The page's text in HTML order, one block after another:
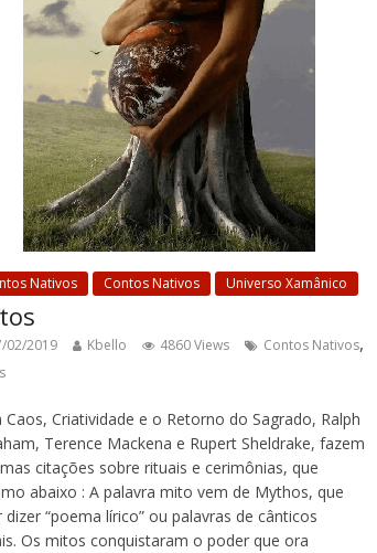
Nativos Contos Nativos Universo Xamânico
02/2019 Kbello 4860 Views Contos Nativos,
Caos, Criatividade e o Retorno do Sagrado, Ralph
Terence Mackena e Rupert Sheldrake, fazem
citações sobre rituais e cerimônias, que
abaixo : A palavra mito vem de Mythos, que
dizer “poema lírico” ou palavras de cânticos
Os mitos conquistaram o poder que ora